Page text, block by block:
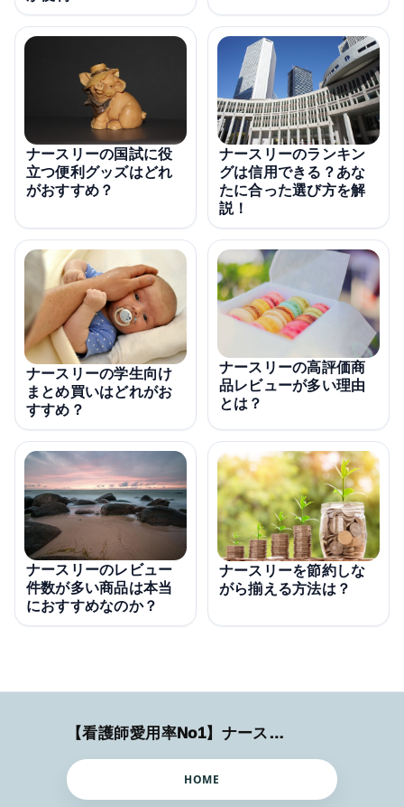
ナースリーの国試に役
立つ便利グッズはどれ
がおすすめ？
ナースリーのランキン
グは信用できる？あな
たに合った選び方を解
説！
ナースリーの学生向け
まとめ買いはどれがお
すすめ？
ナースリーの高評価商
品レビューが多い理由
とは？
ナースリーのレビュー
件数が多い商品は本当
におすすめなのか？
ナースリーを節約しな
がら揃える方法は？
【看護師愛用率No1】ナースリーで人気の商品はコレ
HOME